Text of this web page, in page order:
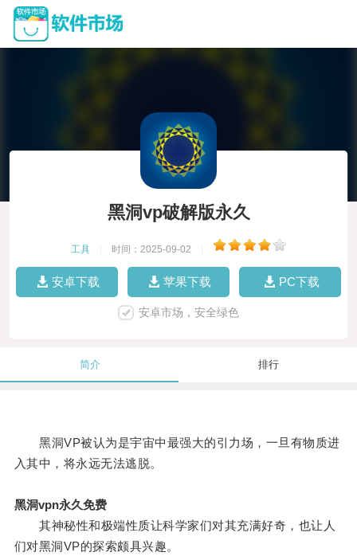
黑洞vp破解版永久
工具 时间：2025-09-02
安卓下载 苹果下载 PC下载
安卓市场，安全绿色
简介 排行
黑洞VP被认为是宇宙中最强大的引力场，一旦有物质进
入其中，将永远无法逃脱。
黑洞vpn永久免费
其神秘性和极端性质让科学家们对其充满好奇，也让人
们对黑洞VP的探索颇具兴趣。